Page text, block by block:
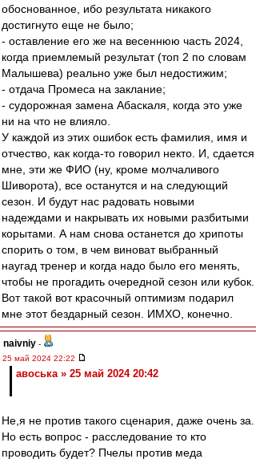
обоснованное, ибо результата никакого
достигнуто еще не было;
- оставление его же на весеннюю часть 2024,
когда приемлемый результат (топ 2 по словам
Малышева) реально уже был недостижим;
- отдача Промеса на заклание;
- судорожная замена Абаскаля, когда это уже
ни на что не влияло.
У каждой из этих ошибок есть фамилия, имя и
отчество, как когда-то говорил некто. И, сдается
мне, эти же ФИО (ну, кроме молчаливого
Шиворота), все останутся и на следующий
сезон. И будут нас радовать новыми
надеждами и накрывать их новыми разбитыми
корытами. А нам снова останется до хрипоты
спорить о том, в чем виноват выбранный
наугад тренер и когда надо было его менять,
чтобы не прогадить очередной сезон или кубок.
Вот такой вот красочный оптимизм подарил
мне этот бездарный сезон. ИМХО, конечно.
naivniy -
25 май 2024 22:22
авоська » 25 май 2024 20:42
Не,я не против такого сценария, даже очень за.
Но есть вопрос - расследование то кто
проводить будет? Пчелы против меда